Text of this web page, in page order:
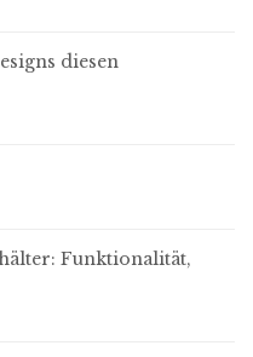
diesen
Funktionalität,